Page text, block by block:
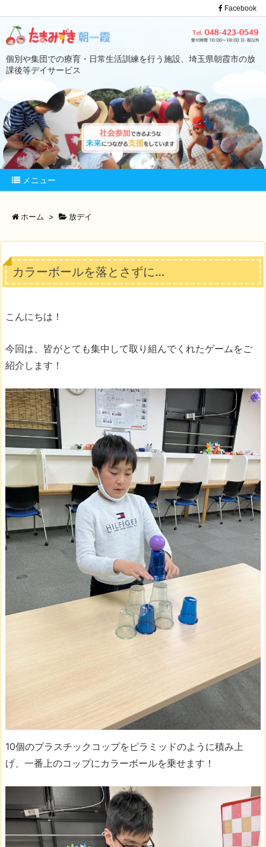
個別や集団での療育・日常生活訓練を行う施設、埼玉県朝霞市の放
課後等デイサービス
メニュー
Facebook
ホーム > 放デイ
カラーボールを落とさずに…
こんにちは！
今回は、皆がとても集中して取り組んでくれたゲームをご
紹介します！
10個のプラスチックコップをピラミッドのように積み上
げ、一番上のコップにカラーボールを乗せます！